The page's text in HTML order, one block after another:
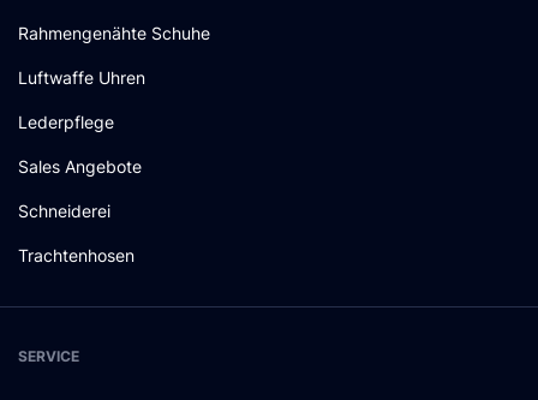
Rahmengenähte Schuhe
Luftwaffe Uhren
Lederpflege
Sales Angebote
Schneiderei
Trachtenhosen
SERVICE